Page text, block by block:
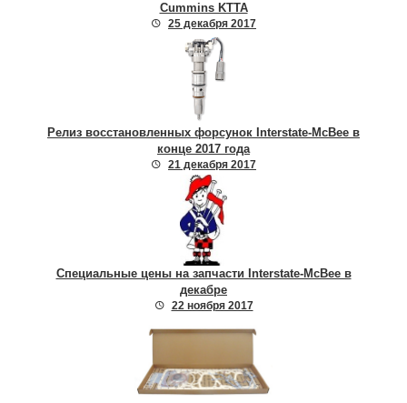
Cummins KTTA
25 декабря 2017
Релиз восстановленных форсунок Interstate-McBee в
конце 2017 года
21 декабря 2017
Специальные цены на запчасти Interstate-McBee в
декабре
22 ноября 2017